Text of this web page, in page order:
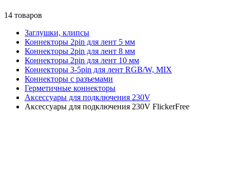
14 товаров
Заглушки, клипсы
Коннекторы 2pin для лент 5 мм
Коннекторы 2pin для лент 8 мм
Коннекторы 2pin для лент 10 мм
Коннекторы 3-5pin для лент RGB/W, MIX
Коннекторы с разъемами
Герметичные коннекторы
Аксессуары для подключения 230V
Аксессуары для подключения 230V FlickerFree